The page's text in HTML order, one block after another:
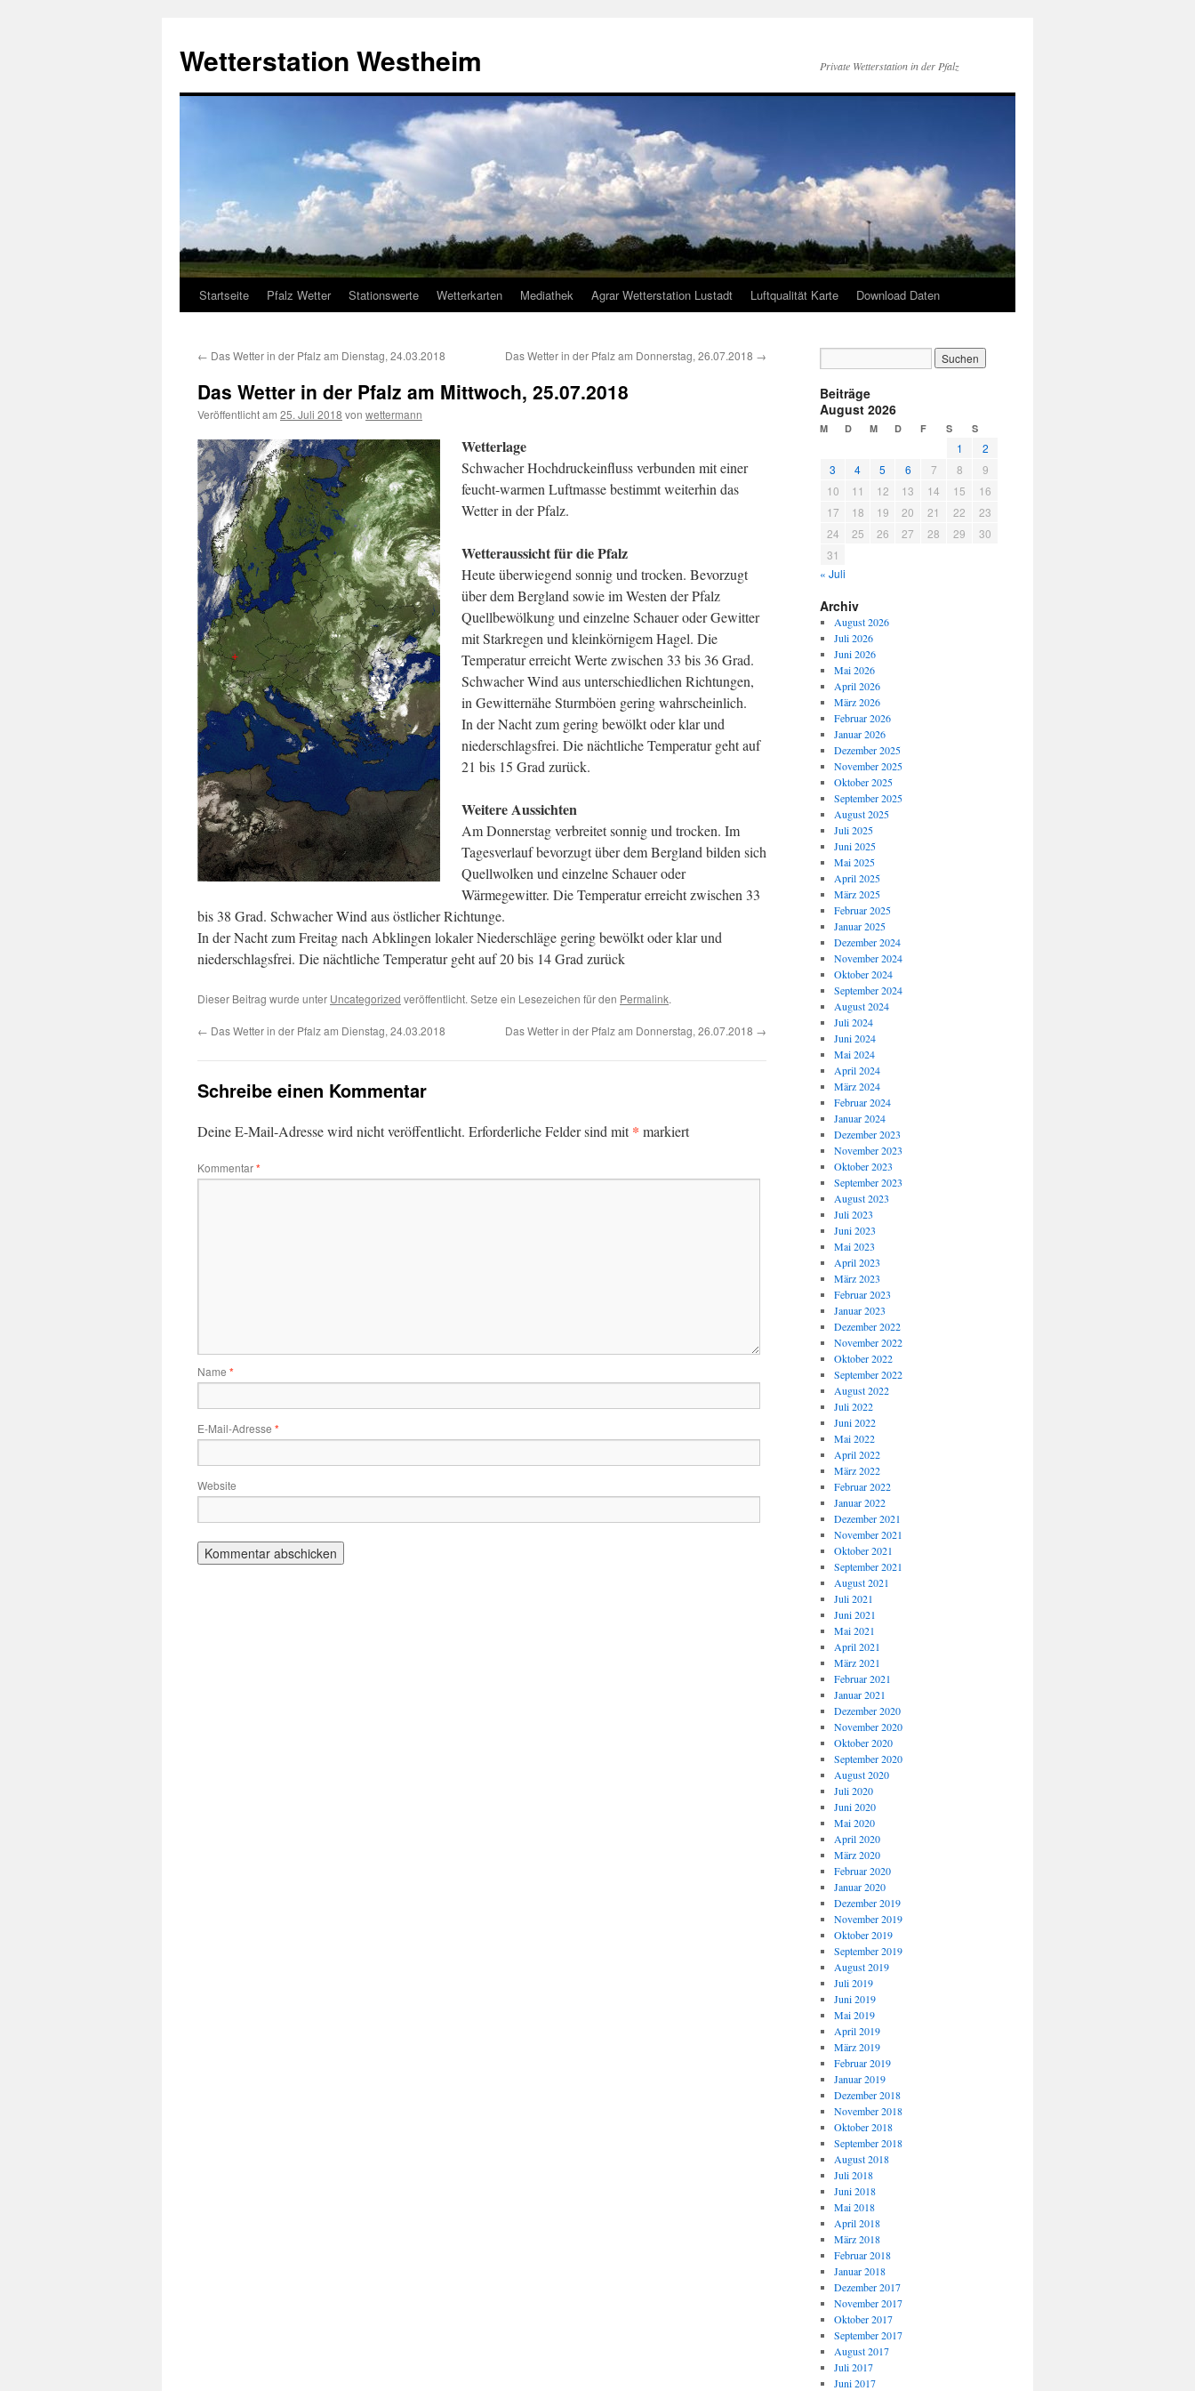
springen
Wetterstation Westheim Private Wetterstation in der Pfalz
Startseite Pfalz Wetter Stationswerte Wetterkarten Mediathek Agrar Wetterstation Lustadt Luftqualität Karte Download Daten
← Das Wetter in der Pfalz am Dienstag, 24.03.2018 Das Wetter in der Pfalz am Donnerstag, 26.07.2018 →
Das Wetter in der Pfalz am Mittwoch, 25.07.2018
Veröffentlicht am 25. Juli 2018 von wettermann
Wetterlage
Schwacher Hochdruckeinfluss verbunden mit einer
feucht-warmen Luftmasse bestimmt weiterhin das
Wetter in der Pfalz.
Wetteraussicht für die Pfalz
Heute überwiegend sonnig und trocken. Bevorzugt
über dem Bergland sowie im Westen der Pfalz
Quellbewölkung und einzelne Schauer oder Gewitter
mit Starkregen und kleinkörnigem Hagel. Die
Temperatur erreicht Werte zwischen 33 bis 36 Grad.
Schwacher Wind aus unterschiedlichen Richtungen,
in Gewitternähe Sturmböen gering wahrscheinlich.
In der Nacht zum gering bewölkt oder klar und
niederschlagsfrei. Die nächtliche Temperatur geht auf
21 bis 15 Grad zurück.
Weitere Aussichten
Am Donnerstag verbreitet sonnig und trocken. Im
Tagesverlauf bevorzugt über dem Bergland bilden sich
Quellwolken und einzelne Schauer oder
Wärmegewitter. Die Temperatur erreicht zwischen 33
bis 38 Grad. Schwacher Wind aus östlicher Richtunge.
In der Nacht zum Freitag nach Abklingen lokaler Niederschläge gering bewölkt oder klar und
niederschlagsfrei. Die nächtliche Temperatur geht auf 20 bis 14 Grad zurück
Dieser Beitrag wurde unter Uncategorized veröffentlicht. Setze ein Lesezeichen für den Permalink.
← Das Wetter in der Pfalz am Dienstag, 24.03.2018 Das Wetter in der Pfalz am Donnerstag, 26.07.2018 →
Schreibe einen Kommentar
Deine E-Mail-Adresse wird nicht veröffentlicht. Erforderliche Felder sind mit* markiert
Kommentar*
Name *
E-Mail-Adresse *
Website
Beiträge
August 2026
M D M D F S S
1
2
3
4 5 6 7 8
9
10
11 12 13 14 15
16
17
18 19 20 21 22
23
24
25 26 27 28 29
30
31
« Juli
Archiv
August 2026
Juli 2026
Juni 2026
Mai 2026
April 2026
März 2026
Februar 2026
Januar 2026
Dezember 2025
November 2025
Oktober 2025
September 2025
August 2025
Juli 2025
Juni 2025
Mai 2025
April 2025
März 2025
Februar 2025
Januar 2025
Dezember 2024
November 2024
Oktober 2024
September 2024
August 2024
Juli 2024
Juni 2024
Mai 2024
April 2024
März 2024
Februar 2024
Januar 2024
Dezember 2023
November 2023
Oktober 2023
September 2023
August 2023
Juli 2023
Juni 2023
Mai 2023
April 2023
März 2023
Februar 2023
Januar 2023
Dezember 2022
November 2022
Oktober 2022
September 2022
August 2022
Juli 2022
Juni 2022
Mai 2022
April 2022
März 2022
Februar 2022
Januar 2022
Dezember 2021
November 2021
Oktober 2021
September 2021
August 2021
Juli 2021
Juni 2021
Mai 2021
April 2021
März 2021
Februar 2021
Januar 2021
Dezember 2020
November 2020
Oktober 2020
September 2020
August 2020
Juli 2020
Juni 2020
Mai 2020
April 2020
März 2020
Februar 2020
Januar 2020
Dezember 2019
November 2019
Oktober 2019
September 2019
August 2019
Juli 2019
Juni 2019
Mai 2019
April 2019
März 2019
Februar 2019
Januar 2019
Dezember 2018
November 2018
Oktober 2018
September 2018
August 2018
Juli 2018
Juni 2018
Mai 2018
April 2018
März 2018
Februar 2018
Januar 2018
Dezember 2017
November 2017
Oktober 2017
September 2017
August 2017
Juli 2017
Juni 2017